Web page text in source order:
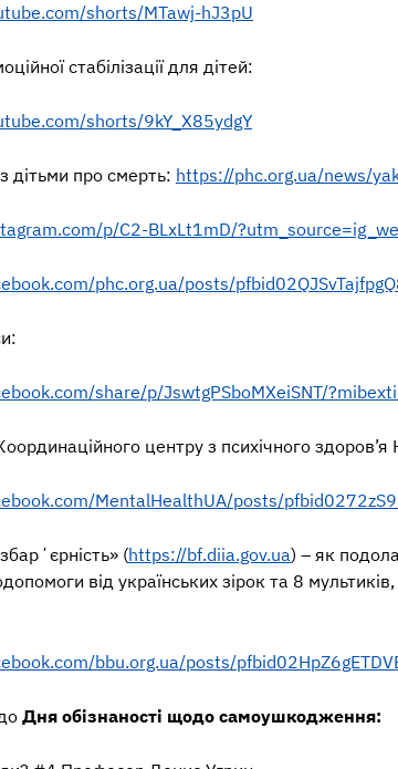
shorts/MTawj-hJ3pU
стабілізації для дітей:
shorts/9kY_X85ydgY
дітьми про смерть: https://phc.org.ua/news/
p/C2-BLxLt1mD/
phc.org.ua/posts/
share/p/JswtgPSboMXeiSNT/
центру з психічного
MentalHealthUA/posts/
(https://bf.diia.gov.ua) – як
від українських зірок та 8
bbu.org.ua/posts/
Дня обізнаності щодо самоушкодження: